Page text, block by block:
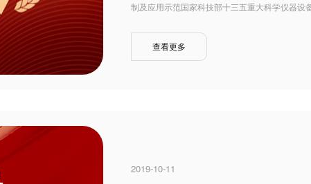
制及应用示范国家科技部十三五重大科学仪器设
查看更多
2019-10-11